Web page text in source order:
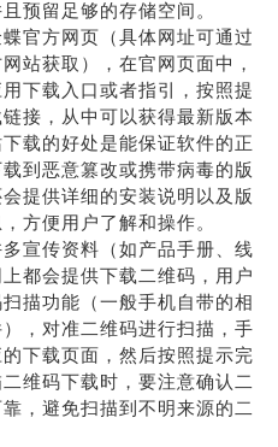
预留足够的存储空间。
蝶官方网页（具体网址可通过
站获取），在官网页面中，
下载入口或者指引，按照提
接，从中可以获得最新版本
载的好处是能保证软件的正
到恶意篡改或携带病毒的版
提供详细的安装说明以及版
方便用户了解和操作。
多宣传资料（如产品手册、线
都会提供下载二维码，用户
描功能（一般手机自带的相
，对准二维码进行扫描，手
下载页面，然后按照提示完
维码下载时，要注意确认二
，避免扫描到不明来源的二